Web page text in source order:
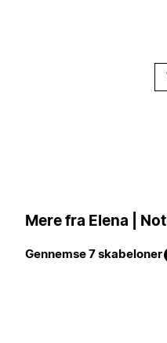
Mere fra Elena |
Gennemse 7 skabeloner